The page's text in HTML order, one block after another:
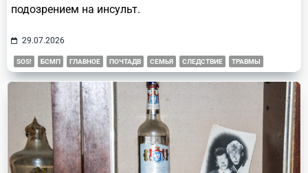
подозрением на инсульт.
29.07.2026
SOS! БСМП ГЛАВНОЕ ПОЧТАДВ СЕМЬЯ СЛЕДСТВИЕ ТРАВМЫ